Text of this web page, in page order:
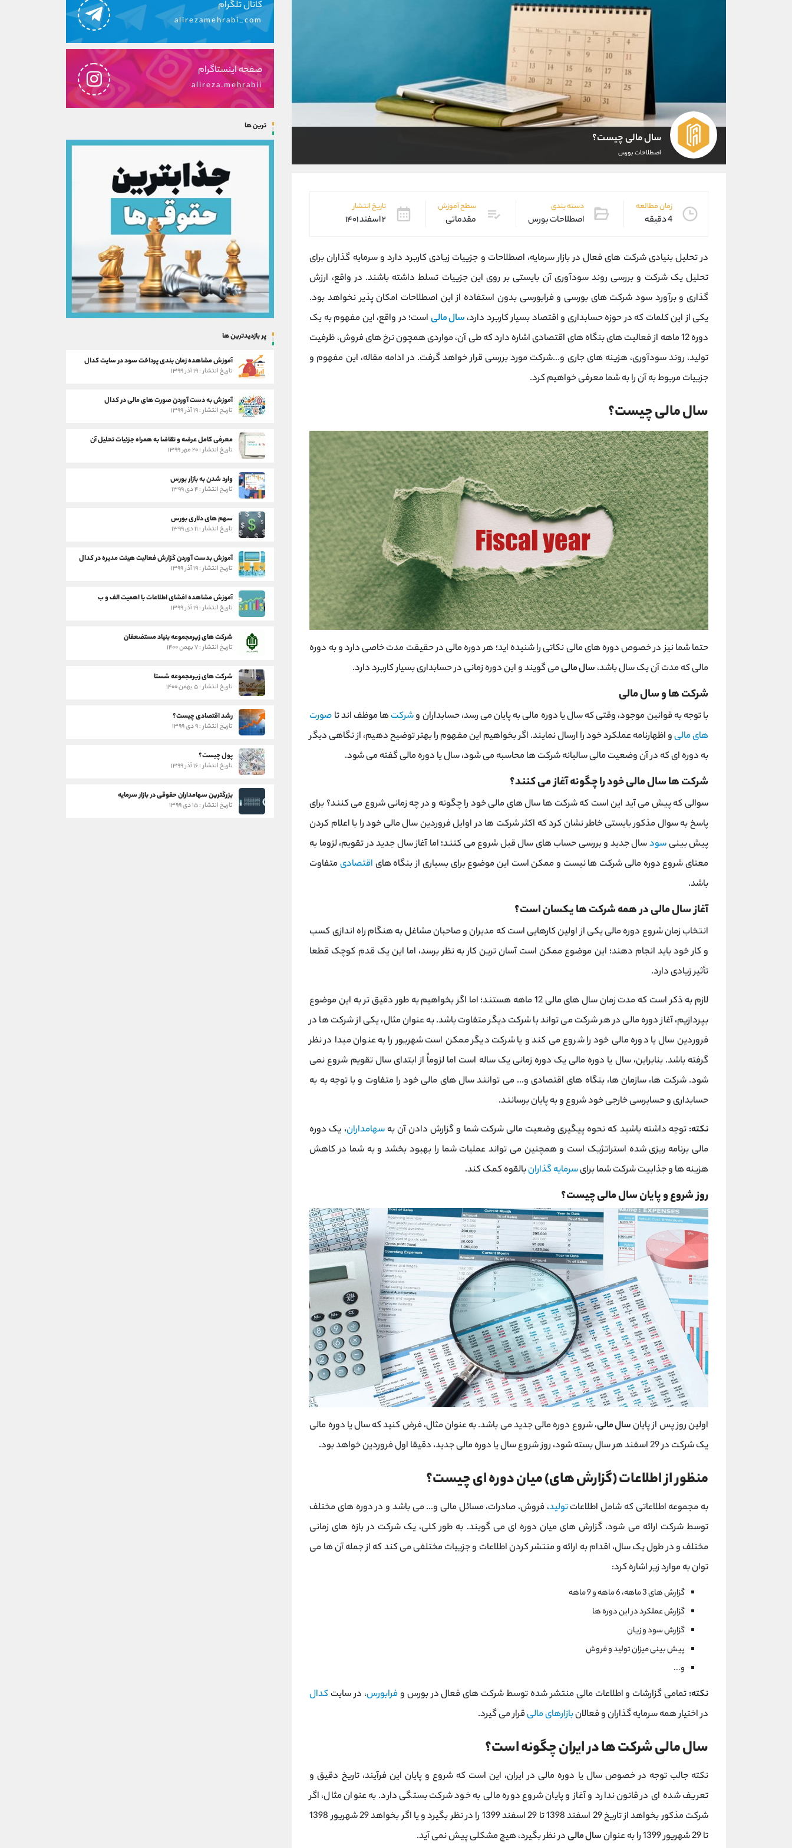
سال مالی چیست؟
اصطلاحات بورس
زمان مطالعه
4 دقیقه
دسته بندی
اصطلاحات بورس
سطح آموزش
مقدماتی
تاریخ انتشار
۲ اسفند ۱۴۰۱
در تحلیل بنیادی شرکت های فعال در بازار سرمایه، اصطلاحات و جزییات زیادی کاربرد دارد و سرمایه گذاران برای
تحلیل یک شرکت و بررسی روند سودآوری آن بایستی بر روی این جزییات تسلط داشته باشند. در واقع، ارزش
گذاری و برآورد سود شرکت های بورسی و فرابورسی بدون استفاده از این اصطلاحات امکان پذیر نخواهد بود.
یکی از این کلمات که در حوزه حسابداری و اقتصاد بسیار کاربرد دارد، سال مالی است؛ در واقع، این مفهوم به یک
دوره 12 ماهه از فعالیت های بنگاه های اقتصادی اشاره دارد که طی آن، مواردی همچون نرخ های فروش، ظرفیت
تولید، روند سودآوری، هزینه های جاری و...شرکت مورد بررسی قرار خواهد گرفت. در ادامه مقاله، این مفهوم و
جزییات مربوط به آن را به شما معرفی خواهیم کرد.
سال مالی چیست؟
حتما شما نیز در خصوص دوره های مالی نکاتی را شنیده اید؛ هر دوره مالی در حقیقت مدت خاصی دارد و به دوره
مالی که مدت آن یک سال باشد، سال مالیمی گویند و این دوره زمانی در حسابداری بسیار کاربرد دارد.
شرکت ها و سال مالی
با توجه به قوانین موجود، وقتی که سال یا دوره مالی به پایان می رسد، حسابداران وشرکتها موظف اند تا صورت
های مالیو اظهارنامه عملکرد خود را ارسال نمایند. اگر بخواهیم این مفهوم را بهتر توضیح دهیم، از نگاهی دیگر
به دوره ای که در آن وضعیت مالی سالیانه شرکت ها محاسبه می شود، سال یا دوره مالی گفته می شود.
شرکت ها سال مالی خود را چگونه آغاز می کنند؟
سوالی که پیش می آید این است که شرکت ها سال های مالی خود را چگونه و در چه زمانی شروع می کنند؟ برای
پاسخ به سوال مذکور بایستی خاطر نشان کرد که اکثر شرکت ها در اوایل فروردین سال مالی خود را با اعلام کردن
پیش بینیسودسال جدید و بررسی حساب های سال قبل شروع می کنند؛ اما آغاز سال جدید در تقویم، لزوما به
معنای شروع دوره مالی شرکت ها نیست و ممکن است این موضوع برای بسیاری از بنگاه های اقتصادیمتفاوت
باشد.
آغاز سال مالی در همه شرکت ها یکسان است؟
انتخاب زمان شروع دوره مالی یکی از اولین کارهایی است که مدیران و صاحبان مشاغل به هنگام راه اندازی کسب
و کار خود باید انجام دهند؛ این موضوع ممکن است آسان ترین کار به نظر برسد، اما این یک قدم کوچک قطعا
تأثیر زیادی دارد.
لازم به ذکر است که مدت زمان سال های مالی 12 ماهه هستند؛ اما اگر بخواهیم به طور دقیق تر به این موضوع
بپردازیم، آغاز دوره مالی در هر شرکت می تواند با شرکت دیگر متفاوت باشد. به عنوان مثال، یکی از شرکت ها در
فروردین سال یا دوره مالی خود را شروع می کند و یا شرکت دیگر ممکن است شهریور را به عنوان مبدا در نظر
گرفته باشد. بنابراین، سال یا دوره مالی یک دوره زمانی یک ساله است اما لزوماً از ابتدای سال تقویم شروع نمی
شود. شرکت ها، سازمان ها، بنگاه های اقتصادی و... می توانند سال های مالی خود را متفاوت و با توجه به به
حسابداری و حسابرسی خارجی خود شروع و به پایان برسانند.
نکته: توجه داشته باشید که نحوه پیگیری وضعیت مالی شرکت شما و گزارش دادن آن بهسهامداران، یک دوره
مالی برنامه ریزی شده استراتژیک است و همچنین می تواند عملیات شما را بهبود بخشد و به شما در کاهش
هزینه ها و جذابیت شرکت شما برایسرمایه گذارانبالقوه کمک کند.
روز شروع و پایان سال مالی چیست؟
اولین روز پس از پایانسال مالی، شروع دوره مالی جدید می باشد. به عنوان مثال، فرض کنید که سال یا دوره مالی
یک شرکت در 29 اسفند هر سال بسته شود، روز شروع سال یا دوره مالی جدید، دقیقا اول فروردین خواهد بود.
منظور از اطلاعات (گزارش های) میان دوره ای چیست؟
به مجموعه اطلاعاتی که شامل اطلاعاتتولید، فروش، صادرات، مسائل مالی و... می باشد و در دوره های مختلف
توسط شرکت ارائه می شود، گزارش های میان دوره ای می گویند. به طور کلی، یک شرکت در بازه های زمانی
مختلف و در طول یک سال، اقدام به ارائه و منتشر کردن اطلاعات و جزییات مختلفی می کند که از جمله آن ها می
توان به موارد زیر اشاره کرد:
گزارش های 3 ماهه، 6 ماهه و 9 ماهه
گزارش عملکرد در این دوره ها
گزارش سود و زیان
پیش بینی میزان تولید و فروش
و...
نکته: تمامی گزارشات و اطلاعات مالی منتشر شده توسط شرکت های فعال در بورس وفرابورس، در سایت کدال
در اختیار همه سرمایه گذاران و فعالانبازارهای مالیقرار می گیرد.
سال مالی شرکت ها در ایران چگونه است؟
نکته جالب توجه در خصوص سال یا دوره مالی در ایران، این است که شروع و پایان این فرآیند، تاریخ دقیق و
تعریف شده ای در قانون ندارد و آغاز و پایان شروع دوره مالی به خود شرکت بستگی دارد. به عنوان مثال، اگر
شرکت مذکور بخواهد از تاریخ 29 اسفند 1398 تا 29 اسفند 1399 را در نظر بگیرد و یا اگر بخواهد 29 شهریور 1398
تا 29 شهریور 1399 را به عنوان
سال مالیدر نظر بگیرد، هیچ مشکلی پیش نمی آید.
کانال تلگرام
alirezamehrabi_com
صفحه اینستاگرام
alireza.mehrabii
ترین ها
پر بازدیدترین ها
آموزش مشاهده زمان بندی پرداخت سود در سایت کدال
تاریخ انتشار : ۱۹ آذر ۱۳۹۹
آموزش به دست آوردن صورت های مالی در کدال
تاریخ انتشار : ۱۹ آذر ۱۳۹۹
معرفی کامل عرضه و تقاضا به همراه جزئیات تحلیل آن
تاریخ انتشار : ۲۰ مهر ۱۳۹۹
وارد شدن به بازار بورس
تاریخ انتشار : ۴ دی ۱۳۹۹
سهم های دلاری بورس
تاریخ انتشار : ۱۱ دی ۱۳۹۹
آموزش بدست آوردن گزارش فعالیت هیئت مدیره در کدال
تاریخ انتشار : ۱۹ آذر ۱۳۹۹
آموزش مشاهده افشای اطلاعات با اهمیت الف و ب
تاریخ انتشار : ۱۹ آذر ۱۳۹۹
شرکت های زیرمجموعه بنیاد مستضعفان
تاریخ انتشار : ۷ بهمن ۱۴۰۰
شرکت های زیرمجموعه شستا
تاریخ انتشار : ۵ بهمن ۱۴۰۰
رشد اقتصادی چیست؟
تاریخ انتشار : ۹ دی ۱۳۹۹
پول چیست؟
تاریخ انتشار : ۱۶ آذر ۱۳۹۹
بزرگترین سهامداران حقوقی در بازار سرمایه
تاریخ انتشار : ۱۵ دی ۱۳۹۹